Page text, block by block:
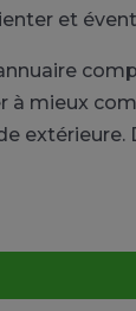
et
à mieux